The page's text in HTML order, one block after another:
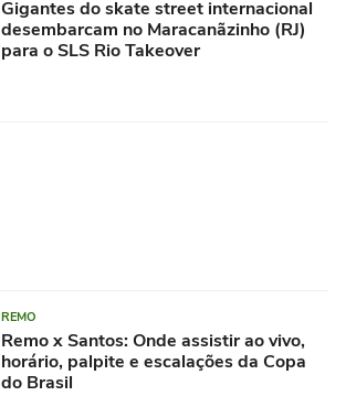
Gigantes do skate street internacional
desembarcam no Maracanãzinho (RJ)
para o SLS Rio Takeover
REMO
Remo x Santos: Onde assistir ao vivo,
horário, palpite e escalações da Copa
do Brasil